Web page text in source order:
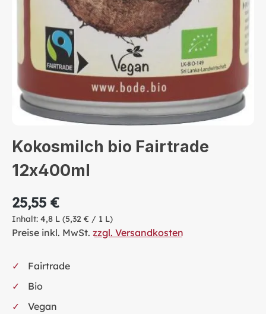
Kokosmilch bio Fairtrade
12x400ml
25,55 €
Inhalt: 4,8 L (5,32 € / 1 L)
Preise inkl. MwSt. zzgl. Versandkosten
Fairtrade
Bio
Vegan